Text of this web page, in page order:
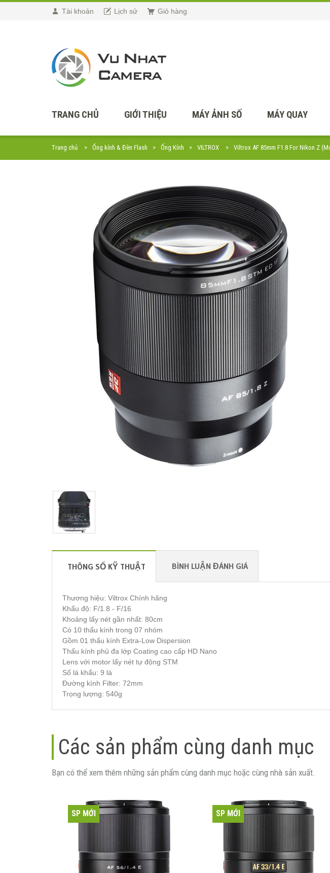
Tài khoản Lịch sử Giỏ hàng
TRANG CHỦ GIỚI THIỆU MÁY ẢNH SỐ MÁY QUAY
Trang chủ Ống kính & Đèn Flash Ống Kính VILTROX Viltrox AF 85mm F1.8 For Nikon Z
THÔNG SỐ KỸ THUẬT BÌNH LUẬN ĐÁNH GIÁ
Thương hiệu: Viltrox Chính hãng
Khẩu độ: F/1.8 - F/16
Khoảng lấy nét gần nhất: 80cm
Có 10 thấu kính trong 07 nhóm
Gồm 01 thấu kính Extra-Low Dispersion
Thấu kính phủ đa lớp Coating cao cấp HD Nano
Lens với motor lấy nét tự động STM
Số lá khẩu: 9 lá
Đường kính Filter: 72mm
Trọng lượng: 540g
Các sản phẩm cùng danh mục
Bạn có thể xem thêm những sản phẩm cùng danh mục hoặc cùng nhà sản xuất.
SP MỚI SP MỚI